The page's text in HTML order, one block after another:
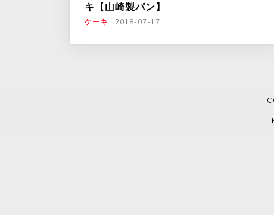
キ【山崎製パン】
ケーキ | 2018-07-17